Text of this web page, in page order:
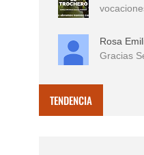
Rosa
Gracias
TENDENCIA